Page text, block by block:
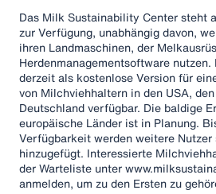
Das Milk Sustainability Center steht
zur Verfügung, unabhängig davon,
ihren Landmaschinen, der
Herdenmanagementsoftware
derzeit als kostenlose Version für
von Milchviehhaltern in den USA,
Deutschland verfügbar. Die baldige
europäische Länder ist in Planung.
Verfügbarkeit werden weitere
hinzugefügt. Interessierte
der Warteliste unter
anmelden, um zu den Ersten zu